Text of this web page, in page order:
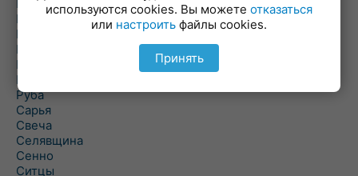
Погоща
Подсвилье
Полоцк
Поставы
Прозороки
Россоны
Руба
Сарья
Свеча
Селявщина
Сенно
Ситцы
используются cookies. Вы можете отказаться
или настроить файлы cookies.
Принять